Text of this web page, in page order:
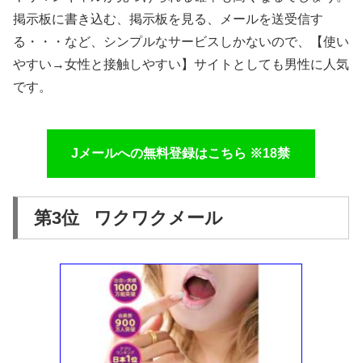
掲示板に書き込む、掲示板を見る、メールを送受信す
る・・・など、シンプルなサービスしかないので、【使い
やすい→女性と接触しやすい】サイトとしても男性に人気
です。
Jメールへの無料登録はこちら ※18禁
第3位 ワクワクメール